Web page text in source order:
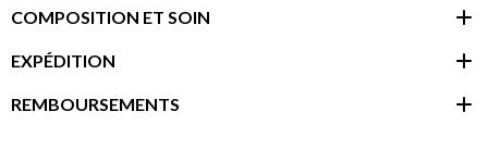
COMPOSITION ET SOIN
EXPÉDITION
REMBOURSEMENTS